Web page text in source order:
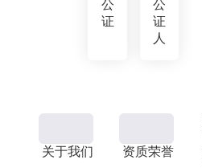
公
证
公
证
人
关于我们 资质荣誉